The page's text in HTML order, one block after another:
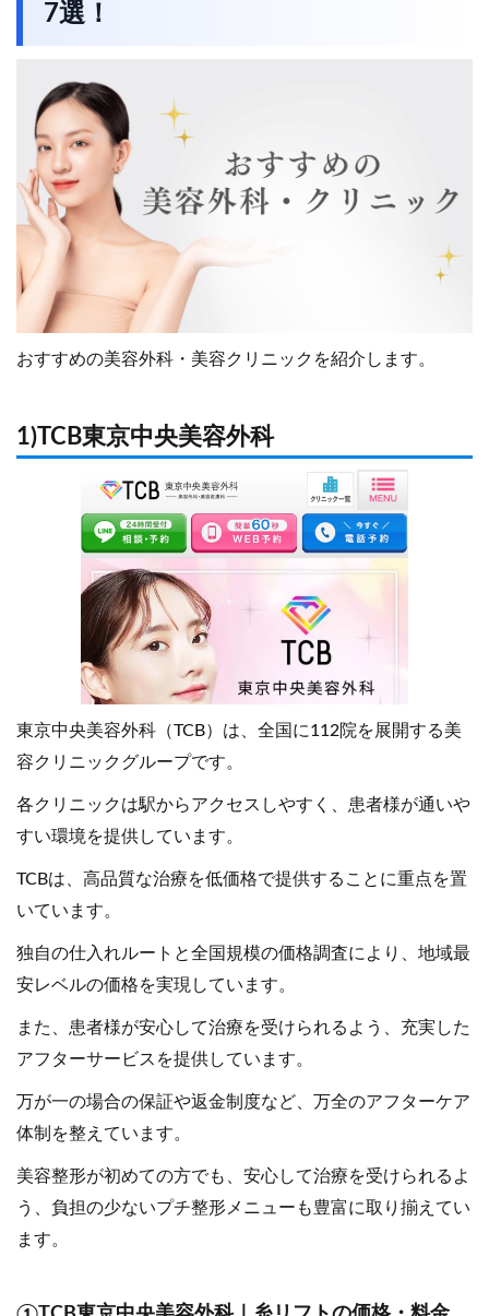
7選！
おすすめの美容外科・美容クリニックを紹介します。
1)TCB東京中央美容外科
東京中央美容外科（TCB）は、全国に112院を展開する美
容クリニックグループです。
各クリニックは駅からアクセスしやすく、患者様が通いや
すい環境を提供しています。
TCBは、高品質な治療を低価格で提供することに重点を置
いています。
独自の仕入れルートと全国規模の価格調査により、地域最
安レベルの価格を実現しています。
また、患者様が安心して治療を受けられるよう、充実した
アフターサービスを提供しています。
万が一の場合の保証や返金制度など、万全のアフターケア
体制を整えています。
美容整形が初めての方でも、安心して治療を受けられるよ
う、負担の少ないプチ整形メニューも豊富に取り揃えてい
ます。